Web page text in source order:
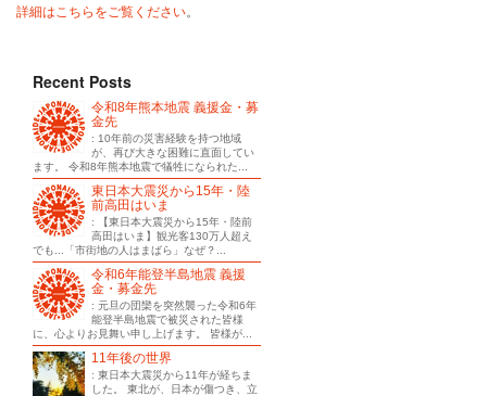
詳細はこちらをご覧ください。
Recent Posts
令和8年熊本地震 義援金・募
金先
: 10年前の災害経験を持つ地域
が、再び大きな困難に直面してい
ます。 令和8年熊本地震で犠牲になられた...
東日本大震災から15年・陸
前高田はいま
: 【東日本大震災から15年・陸前
高田はいま】観光客130万人超え
でも...「市街地の人はまばら」なぜ？...
令和6年能登半島地震 義援
金・募金先
: 元旦の団欒を突然襲った令和6年
能登半島地震で被災された皆様
に、心よりお見舞い申し上げます。 皆様が...
11年後の世界
: 東日本大震災から11年が経ちま
した。 東北が、日本が傷つき、立